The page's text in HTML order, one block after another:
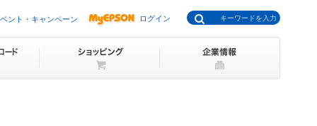
ント・キャンペーン ログイン